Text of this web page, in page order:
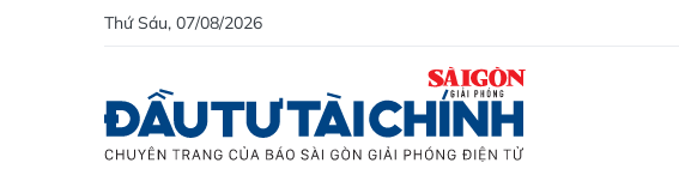
Thứ Sáu, 07/08/2026